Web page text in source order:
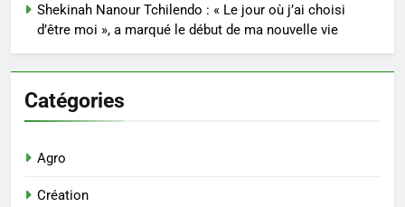
Shekinah Nanour Tchilendo : « Le jour où j’ai choisi
d’être moi », a marqué le début de ma nouvelle vie
Catégories
Agro
Création